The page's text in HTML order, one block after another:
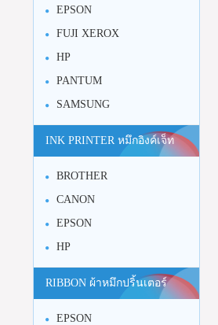
EPSON
FUJI XEROX
HP
PANTUM
SAMSUNG
INK PRINTER หมึกอิงค์เจ็ท
BROTHER
CANON
EPSON
HP
RIBBON ผ้าหมึกปริ้นเตอร์
EPSON